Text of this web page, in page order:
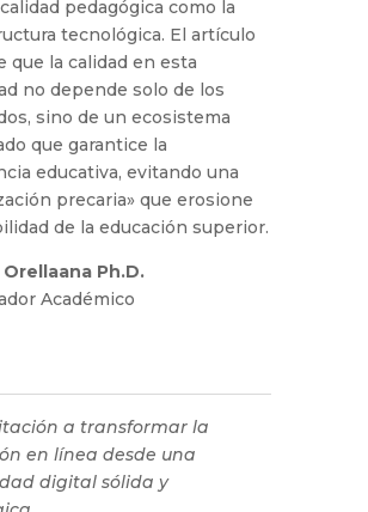
pedagógica como la
tecnológica. El artículo
que la calidad en esta
no depende solo de los
sino de un ecosistema
que garantice la
educativa, evitando una
precaria» que erosione
de la educación superior.
Ph.D.
Académico
a transformar la
en línea desde una
digital sólida y